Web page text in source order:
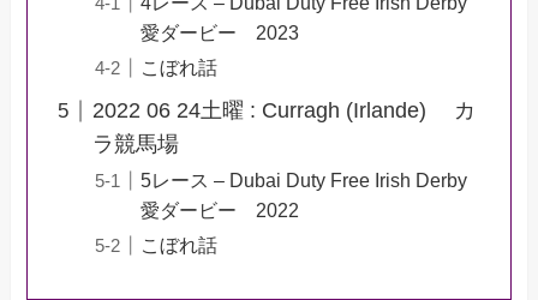
愛ダービー 2023
こぼれ話
2022 06 24土曜 : Curragh (Irlande) カ
ラ競馬場
5レース – Dubai Duty Free Irish Derby
愛ダービー 2022
こぼれ話